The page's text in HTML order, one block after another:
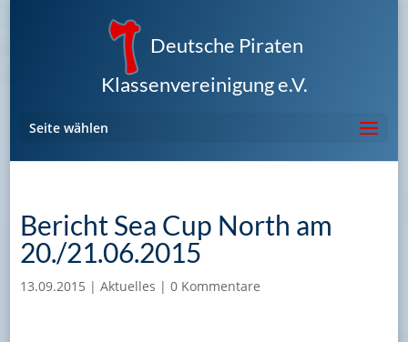
Deutsche Piraten
Klassenvereinigung e.V.
Seite wählen
Bericht Sea Cup North am
20./21.06.2015
13.09.2015 | Aktuelles | 0 Kommentare